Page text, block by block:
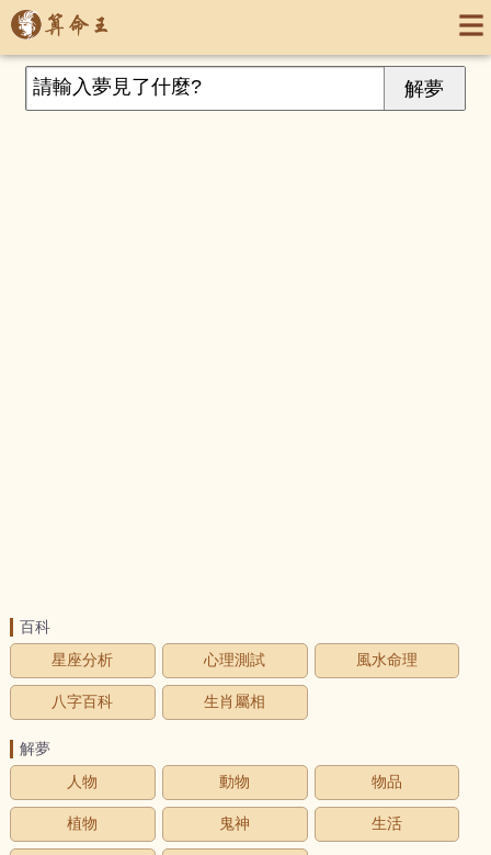
百科
星座分析
心理測試 風水命理
八字百科 生肖屬相
解夢
人物
動物 物品
植物 鬼神 生活